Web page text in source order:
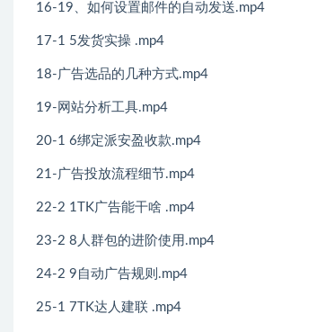
16-19、如何设置邮件的自动发送.mp4
17-1 5发货实操 .mp4
18-广告选品的几种方式.mp4
19-网站分析工具.mp4
20-1 6绑定派安盈收款.mp4
21-广告投放流程细节.mp4
22-2 1TK广告能干啥 .mp4
23-2 8人群包的进阶使用.mp4
24-2 9自动广告规则.mp4
25-1 7TK达人建联 .mp4